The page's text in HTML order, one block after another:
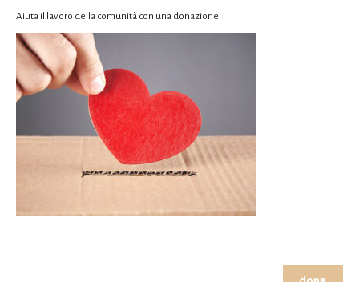
Aiuta il lavoro della comunità con una donazione.